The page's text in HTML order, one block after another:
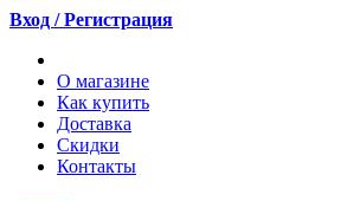
Вход / Регистрация
О магазине
Как купить
Доставка
Скидки
Контакты